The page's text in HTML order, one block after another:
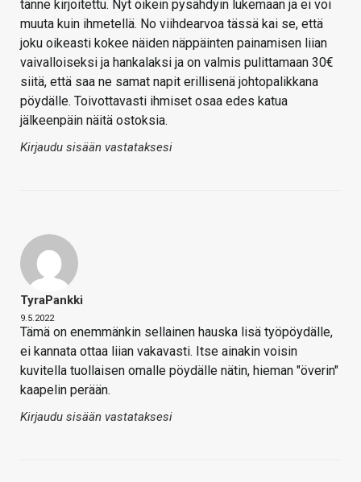
tänne kirjoitettu. Nyt oikein pysähdyin lukemaan ja ei voi
muuta kuin ihmetellä. No viihdearvoa tässä kai se, että
joku oikeasti kokee näiden näppäinten painamisen liian
vaivalloiseksi ja hankalaksi ja on valmis pulittamaan 30€
siitä, että saa ne samat napit erillisenä johtopalikkana
pöydälle. Toivottavasti ihmiset osaa edes katua
jälkeenpäin näitä ostoksia.
Kirjaudu sisään vastataksesi
TyraPankki
9.5.2022
Tämä on enemmänkin sellainen hauska lisä työpöydälle,
ei kannata ottaa liian vakavasti. Itse ainakin voisin
kuvitella tuollaisen omalle pöydälle nätin, hieman "överin"
kaapelin perään.
Kirjaudu sisään vastataksesi